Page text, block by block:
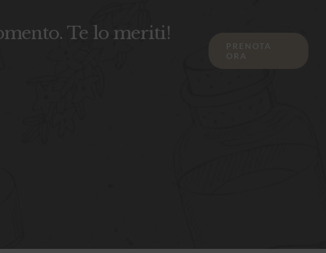
Te lo meriti!
PRENOTA
ORA